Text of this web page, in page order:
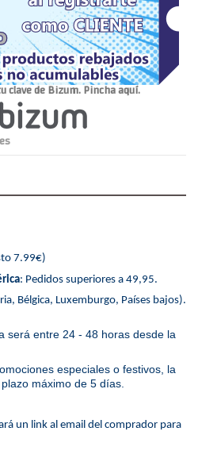
clave de Bizum. Pincha aquí.
7.99€)
: Pedidos superiores a 49,95.
Bélgica, Luxemburgo, Países bajos).
será entre 24 - 48 horas desde la
especiales o festivos, la
máximo de 5 días.
un link al email del comprador para